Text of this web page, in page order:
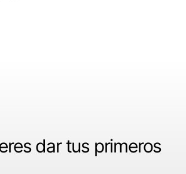
dar tus primeros